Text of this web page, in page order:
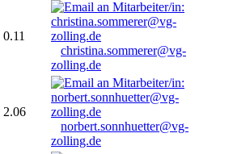
0.11
christina.sommerer@vg-
zolling.de
2.06
norbert.sonnhuetter@vg-
zolling.de